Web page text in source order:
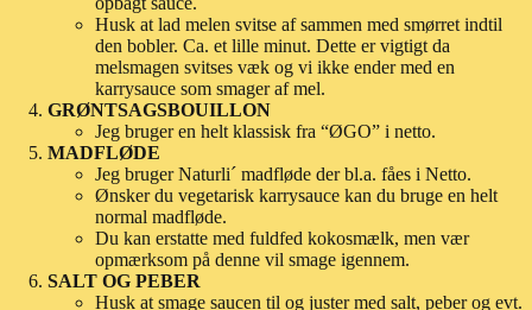
Husk at lad melen svitse af sammen med smørret indtil
den bobler. Ca. et lille minut. Dette er vigtigt da
melsmagen svitses væk og vi ikke ender med en
karrysauce som smager af mel.
GRØNTSAGSBOUILLON
Jeg bruger en helt klassisk fra “ØGO” i netto.
MADFLØDE
Jeg bruger Naturli´ madfløde der bl.a. fåes i Netto.
Ønsker du vegetarisk karrysauce kan du bruge en helt
normal madfløde.
Du kan erstatte med fuldfed kokosmælk, men vær
opmærksom på denne vil smage igennem.
SALT OG PEBER
Husk at smage saucen til og juster med salt, peber og evt.